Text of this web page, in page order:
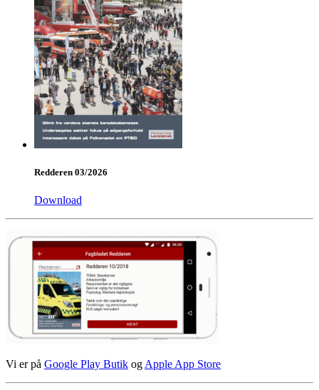
Redderen 03/2026
Download
Vi er på Google Play Butik og Apple App Store